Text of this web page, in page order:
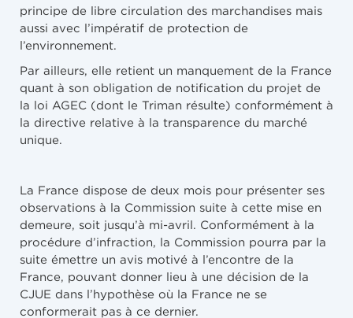
principe de libre circulation des marchandises mais
aussi avec l’impératif de protection de
l’environnement.
Par ailleurs, elle retient un manquement de la France
quant à son obligation de notification du projet de
la loi AGEC (dont le Triman résulte) conformément à
la directive relative à la transparence du marché
unique.
La France dispose de deux mois pour présenter ses
observations à la Commission suite à cette mise en
demeure, soit jusqu’à mi-avril. Conformément à la
procédure d’infraction, la Commission pourra par la
suite émettre un avis motivé à l’encontre de la
France, pouvant donner lieu à une décision de la
CJUE dans l’hypothèse où la France ne se
conformerait pas à ce dernier.